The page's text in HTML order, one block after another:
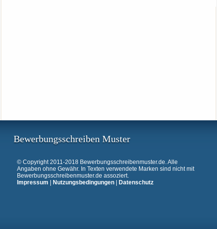
Bewerbungsschreiben Muster
© Copyright 2011-2018 Bewerbungsschreibenmuster.de. Alle
Angaben ohne Gewähr. In Texten verwendete Marken sind nicht mit
Bewerbungsschreibenmuster.de assoziert.
Impressum
Nutzungsbedingungen Datenschutz